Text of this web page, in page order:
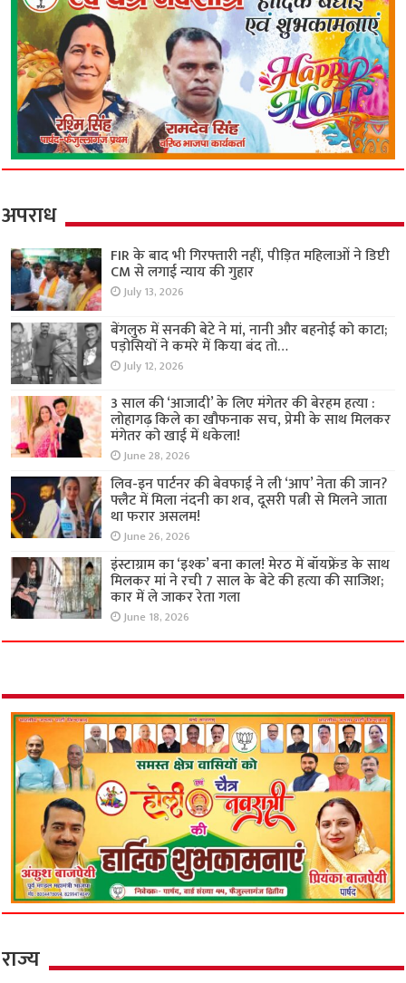
अपराध
FIR के बाद भी गिरफ्तारी नहीं, पीड़ित महिलाओं ने डिप्टी
CM से लगाई न्याय की गुहार
July 13, 2026
बेंगलुरु में सनकी बेटे ने मां, नानी और बहनोई को काटा;
पड़ोसियों ने कमरे में किया बंद तो…
July 12, 2026
3 साल की ‘आजादी’ के लिए मंगेतर की बेरहम हत्या :
लोहागढ़ किले का खौफनाक सच, प्रेमी के साथ मिलकर
मंगेतर को खाई में धकेला!
June 28, 2026
लिव-इन पार्टनर की बेवफाई ने ली ‘आप’ नेता की जान?
फ्लैट में मिला नंदनी का शव, दूसरी पत्नी से मिलने जाता
था फरार असलम!
June 26, 2026
इंस्टाग्राम का ‘इश्क’ बना काल! मेरठ में बॉयफ्रेंड के साथ
मिलकर मां ने रची 7 साल के बेटे की हत्या की साजिश;
कार में ले जाकर रेता गला
June 18, 2026
राज्य